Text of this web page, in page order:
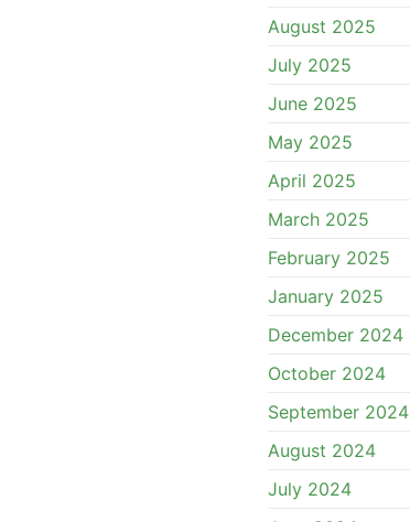
August 2025
July 2025
June 2025
May 2025
April 2025
March 2025
February 2025
January 2025
December 2024
October 2024
September 2024
August 2024
July 2024